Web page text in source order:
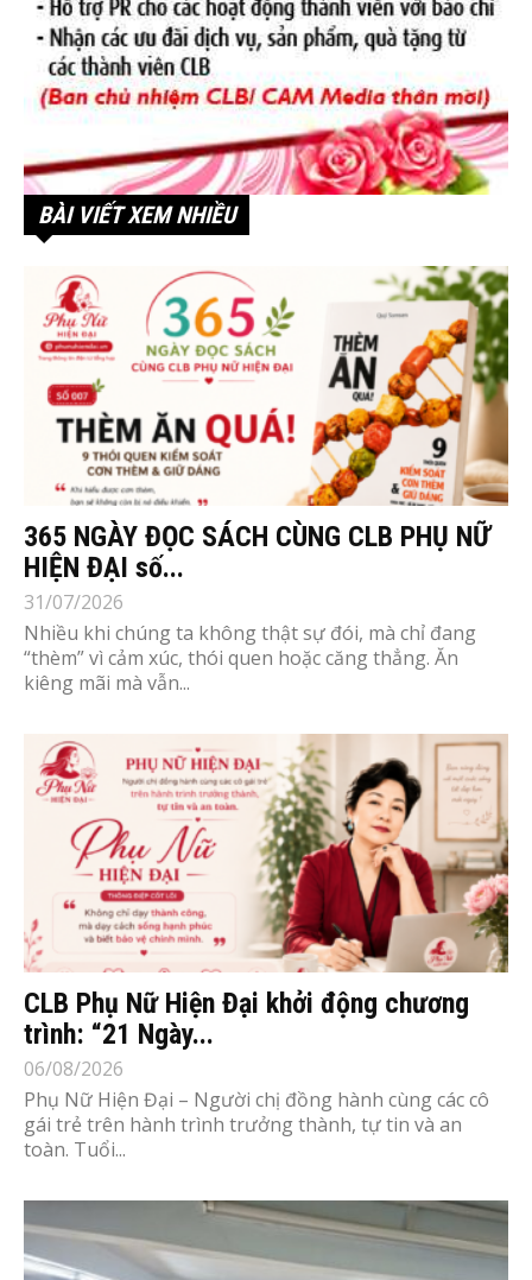
BÀI VIẾT XEM NHIỀU
365 NGÀY ĐỌC SÁCH CÙNG CLB PHỤ NỮ
HIỆN ĐẠI số...
31/07/2026
Nhiều khi chúng ta không thật sự đói, mà chỉ đang
“thèm” vì cảm xúc, thói quen hoặc căng thẳng. Ăn
kiêng mãi mà vẫn...
CLB Phụ Nữ Hiện Đại khởi động chương
trình: “21 Ngày...
06/08/2026
Phụ Nữ Hiện Đại – Người chị đồng hành cùng các cô
gái trẻ trên hành trình trưởng thành, tự tin và an
toàn. Tuổi...